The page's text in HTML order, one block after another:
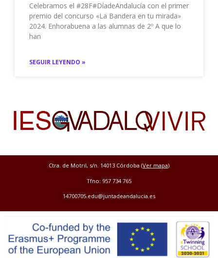
Celebramos el #28F#DíadeAndalucía con el primer
premio del concurso «La Bandera en tu mirada»
2024. Enhorabuena a las alumnas de 2º A que lo
han
SEGUIR LEYENDO »
Ctra. de Motril, s/n. 14013 Córdoba (Ver mapa)
Tfno: 957 734 765
14700705.edu@juntadeandalucia.es